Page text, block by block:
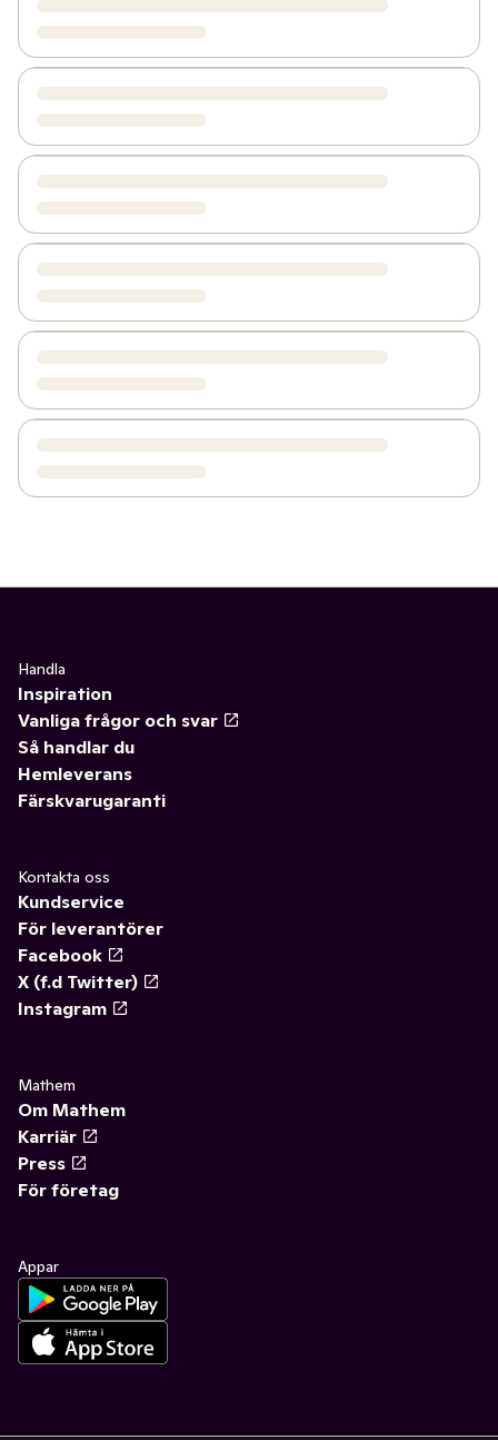
Handla
Inspiration
Vanliga frågor och svar
Så handlar du
Hemleverans
Färskvarugaranti
Kontakta oss
Kundservice
För leverantörer
Facebook
X (f.d Twitter)
Instagram
Mathem
Om Mathem
Karriär
Press
För företag
Appar